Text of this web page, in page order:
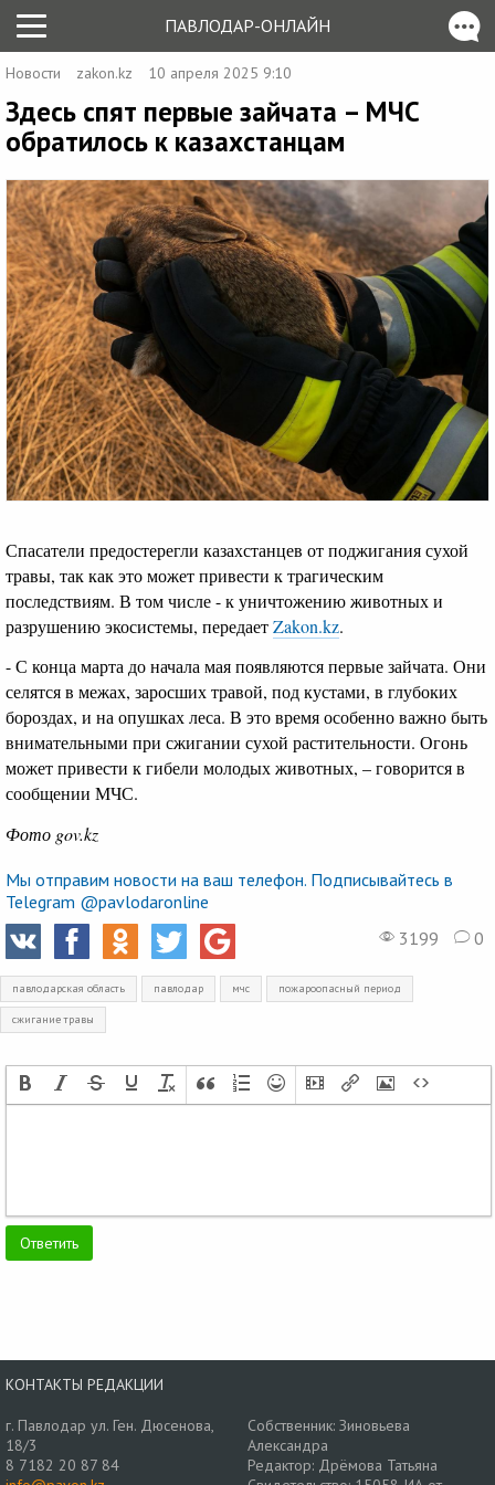
ПАВЛОДАР-ОНЛАЙН
Новости zakon.kz 10 апреля 2025 9:10
Здесь спят первые зайчата – МЧС
обратилось к казахстанцам
Спасатели предостерегли казахстанцев от поджигания сухой
травы, так как это может привести к трагическим
последствиям. В том числе - к уничтожению животных и
разрушению экосистемы, передаетZakon.kz.
- С конца марта до начала мая появляются первые зайчата. Они
селятся в межах, заросших травой, под кустами, в глубоких
бороздах, и на опушках леса. В это время особенно важно быть
внимательными при сжигании сухой растительности. Огонь
может привести к гибели молодых животных, – говорится в
сообщении МЧС.
Фото gov.kz
Мы отправим новости на ваш телефон. Подписывайтесь в
Telegram @pavlodaronline
3199
0
павлодарская область павлодар мчс пожароопасный период
сжигание травы
КОНТАКТЫ РЕДАКЦИИ
г. Павлодар ул. Ген. Дюсенова,
18/3
8 7182 20 87 84
Собственник: Зиновьева
Александра
Редактор: Дрёмова Татьяна